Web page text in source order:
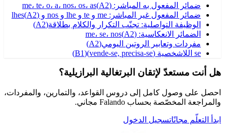
ضمائر المفعول به المباشر: me، te، o، a، nos، os، as (A2)
ضمائر المفعول غير المباشر: me و te و lhe و nos و lhes
(A2)
الوظيفة التواصلية: تجنّب التكرار والكلام بطلاقة(
A2
)
الضمائر الانعكاسية: me، se، nos
(A2)
مفردات وتعابير الروتين اليومي(
A2
)
se اللاشخصية (vende-se, precisa-se)
(
B1
)
هل أنت مستعدّ لإتقان البرتغالية البرازيلية؟
احصل على وصول كامل إلى دروس القواعد، والتمارين، والمفردات،
والمراجعة المخصّصة بحساب Falando مجاني.
ابدأ التعلّم مجانًاتسجيل الدخول